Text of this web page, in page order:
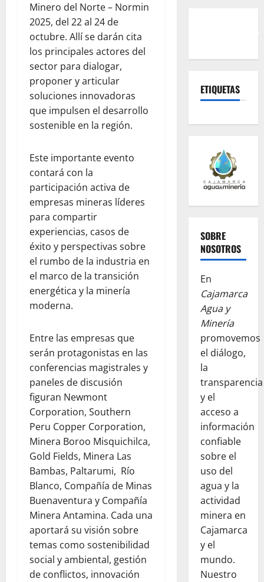
Minero del Norte – Normin
2025, del 22 al 24 de
octubre. Allí se darán cita
los principales actores del
sector para dialogar,
proponer y articular
soluciones innovadoras
que impulsen el desarrollo
sostenible en la región.
Este importante evento
contará con la
participación activa de
empresas mineras líderes
para compartir
experiencias, casos de
éxito y perspectivas sobre
el rumbo de la industria en
el marco de la transición
energética y la minería
moderna.
Entre las empresas que
serán protagonistas en las
conferencias magistrales y
paneles de discusión
figuran Newmont
Corporation, Southern
Peru Copper Corporation,
Minera Boroo Misquichilca,
Gold Fields, Minera Las
Bambas, Paltarumi, Río
Blanco, Compañía de Minas
Buenaventura y Compañía
Minera Antamina. Cada una
aportará su visión sobre
temas como sostenibilidad
social y ambiental, gestión
de conflictos, innovación
ETIQUETAS
SOBRE
NOSOTROS
En
Cajamarca
Agua y
Minería
promovemos
el diálogo,
la
transparencia
y el
acceso a
información
confiable
sobre el
uso del
agua y la
actividad
minera en
Cajamarca
y el
mundo.
Nuestro